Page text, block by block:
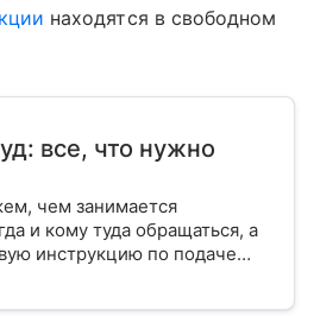
находятся в свободном
все, что нужно
чем занимается
и кому туда обращаться, а
инструкцию по подаче